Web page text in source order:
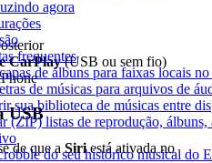
agora
frequentes
de álbuns para faixas locais
de músicas para arquivos de
sua biblioteca de músicas entre
(ZIP) listas de reprodução,
do seu histórico musical do
CarPlay(USB ou sem fio)
USB
de que aSiriestá ativada no